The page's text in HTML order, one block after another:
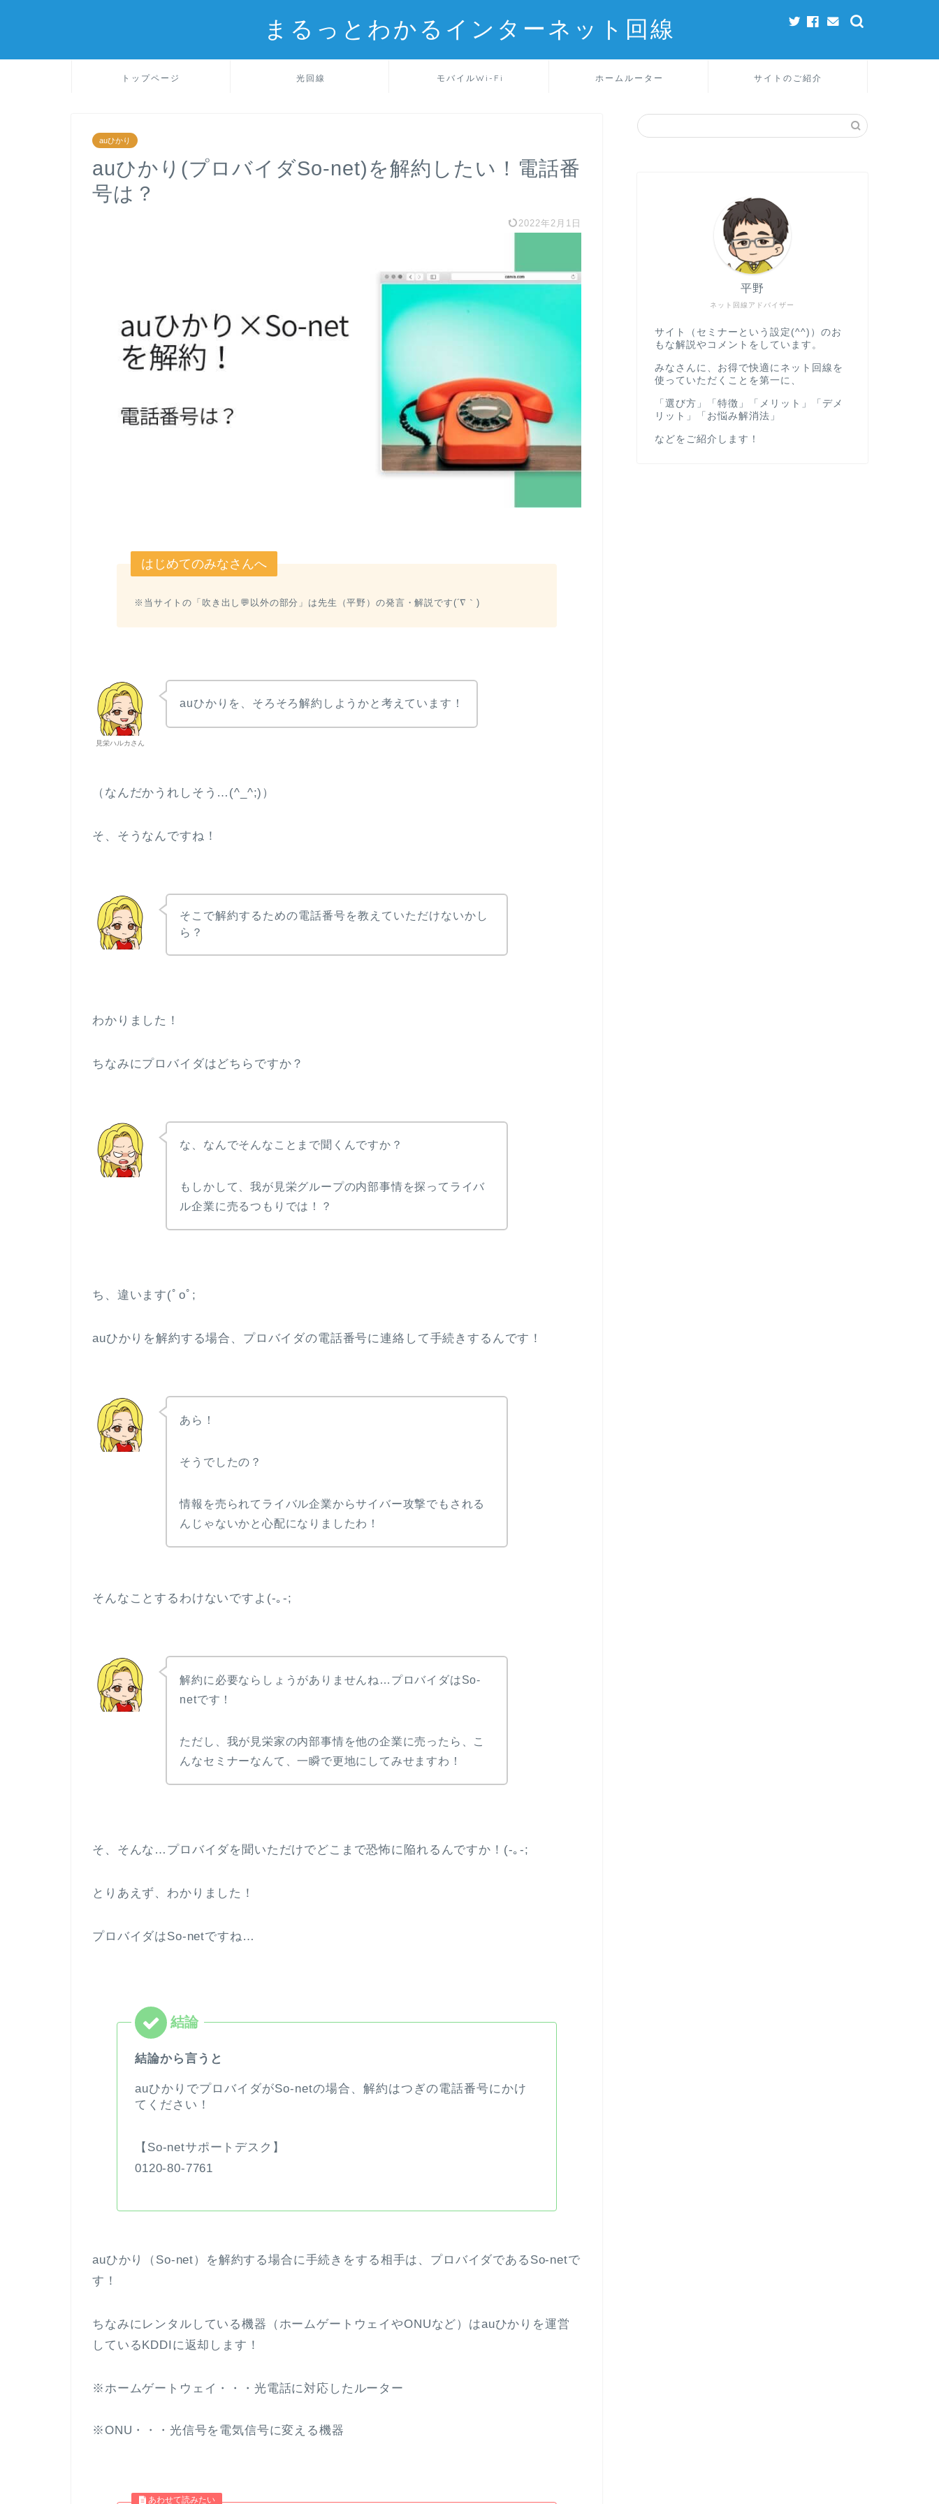
まるっとわかるインターネット回線
トップページ 光回線 モバイルWi-Fi ホームルーター サイトのご紹介
auひかり
auひかり(プロバイダSo-net)を解約したい！電話番
号は？
2022年2月1日
はじめてのみなさんへ
※当サイトの「吹き出し💬以外の部分」は先生（平野）の発言・解説です(´∇｀)
見栄ハルカさん
auひかりを、そろそろ解約しようかと考えています！
（なんだかうれしそう…(^_^;)）
そ、そうなんですね！
そこで解約するための電話番号を教えていただけないかし
ら？
わかりました！
ちなみにプロバイダはどちらですか？
な、なんでそんなことまで聞くんですか？
もしかして、我が見栄グループの内部事情を探ってライバ
ル企業に売るつもりでは！？
ち、違います(ﾟoﾟ;
auひかりを解約する場合、プロバイダの電話番号に連絡して手続きするんです！
あら！
そうでしたの？
情報を売られてライバル企業からサイバー攻撃でもされる
んじゃないかと心配になりましたわ！
そんなことするわけないですよ(-｡-;
解約に必要ならしょうがありませんね…プロバイダはSo-
netです！
ただし、我が見栄家の内部事情を他の企業に売ったら、こ
んなセミナーなんて、一瞬で更地にしてみせますわ！
そ、そんな…プロバイダを聞いただけでどこまで恐怖に陥れるんですか！(-｡-;
とりあえず、わかりました！
プロバイダはSo-netですね…
結論から言うと
auひかりでプロバイダがSo-netの場合、解約はつぎの電話番号にかけ
てください！
【So-netサポートデスク】
0120-80-7761
auひかり（So-net）を解約する場合に手続きをする相手は、プロバイダであるSo-netで
す！
ちなみにレンタルしている機器（ホームゲートウェイやONUなど）はauひかりを運営
しているKDDIに返却します！
※ホームゲートウェイ・・・光電話に対応したルーター
※ONU・・・光信号を電気信号に変える機器
ネット回線アドバイザー
平野
サイト（セミナーという設定(^^)）のお
もな解説やコメントをしています。
みなさんに、お得で快適にネット回線を
使っていただくことを第一に、
「選び方」「特徴」「メリット」「デメ
リット」「お悩み解消法」
などをご紹介します！